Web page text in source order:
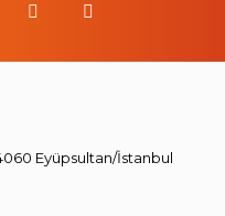
Eyüpsultan/İstanbul